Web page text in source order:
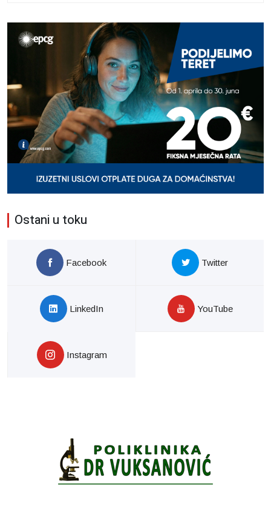
Ostani u toku
Facebook Twitter
LinkedIn YouTube
Instagram